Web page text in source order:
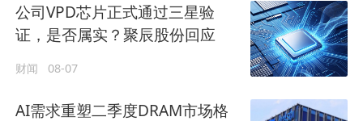
公司VPD芯片正式通过三星验
证，是否属实？聚辰股份回应
财闻 08-07
AI需求重塑二季度DRAM市场格